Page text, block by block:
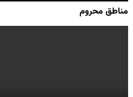
مناطق محروم